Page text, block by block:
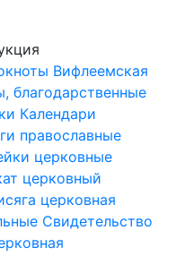
Вифлеемская
благодарственные
Календари
православные
церковные
церковный
церковная
Свидетельство